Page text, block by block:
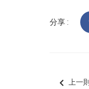
分享 :
上一則